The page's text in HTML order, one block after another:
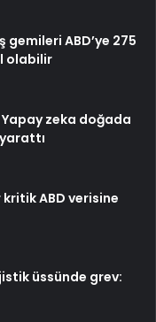
gemileri ABD’ye 275
olabilir
Yapay zeka doğada
ABD verisine
üssünde grev: